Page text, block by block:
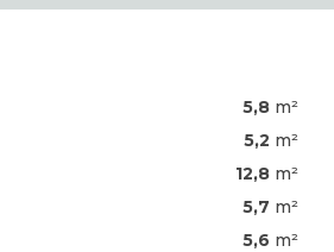
5,8 m²
5,2 m²
12,8 m²
5,7 m²
5,6 m²